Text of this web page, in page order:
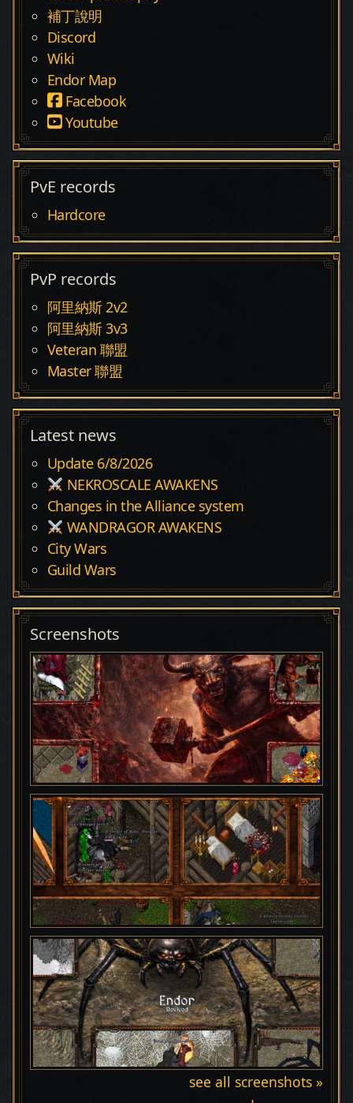
補丁說明
Discord
Wiki
Endor Map
Facebook
Youtube
PvE records
Hardcore
PvP records
阿里納斯 2v2
阿里納斯 3v3
Veteran 聯盟
Master 聯盟
Latest news
Update 6/8/2026
NEKROSCALE AWAKENS
Changes in the Alliance system
WANDRAGOR AWAKENS
City Wars
Guild Wars
Screenshots
see all screenshots »